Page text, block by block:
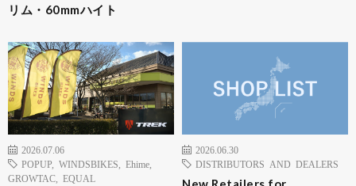
リム・60mmハイト
2026.07.06
POPUP
WINDSBIKES Ehime
GROWTAC
EQUAL
2026.06.30
DISTRIBUTORS AND DEALERS